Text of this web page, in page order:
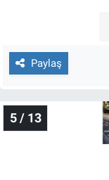
Paylaş
5 / 13